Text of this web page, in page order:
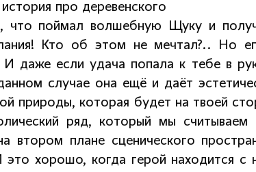
про деревенского
что поймал волшебную Щуку и
Кто об этом не мечтал?.. Но
И даже если удача попала к тебе в
случае она ещё и даёт
природы, которая будет на твоей
ряд, который мы
втором плане сценического
это хорошо, когда герой находится